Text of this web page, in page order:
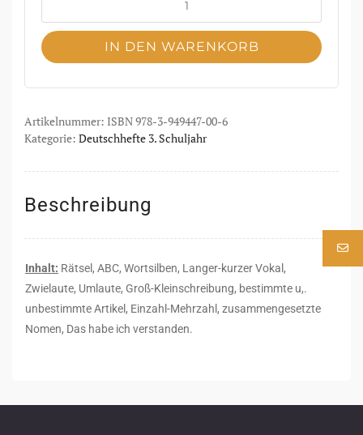
IN DEN WARENKORB
Artikelnummer: ISBN 978-3-949447-00-6
Kategorie: Deutschhefte 3. Schuljahr
Beschreibung
Inhalt: Rätsel, ABC, Wortsilben, Langer-kurzer Vokal,
Zwielaute, Umlaute, Groß-Kleinschreibung, bestimmte u,.
unbestimmte Artikel, Einzahl-Mehrzahl, zusammengesetzte
Nomen, Das habe ich verstanden.